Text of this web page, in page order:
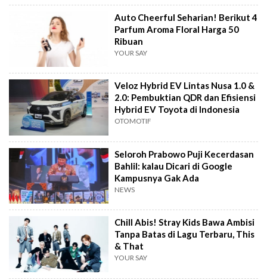
Auto Cheerful Seharian! Berikut 4
Parfum Aroma Floral Harga 50
Ribuan
YOUR SAY
Veloz Hybrid EV Lintas Nusa 1.0 &
2.0: Pembuktian QDR dan Efisiensi
Hybrid EV Toyota di Indonesia
OTOMOTIF
Seloroh Prabowo Puji Kecerdasan
Bahlil: kalau Dicari di Google
Kampusnya Gak Ada
NEWS
Chill Abis! Stray Kids Bawa Ambisi
Tanpa Batas di Lagu Terbaru, This
& That
YOUR SAY